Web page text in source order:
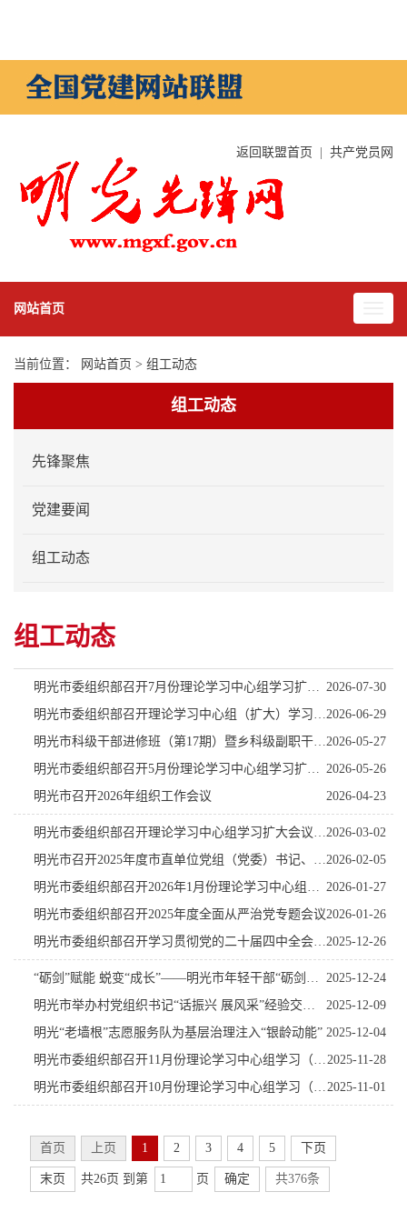
返回联盟首页 共产党员网
网站首页
当前位置： 网站首页 > 组工动态
组工动态
先锋聚焦
党建要闻
组工动态
组工动态
2026-07-30
明光市委组织部召开7月份理论学习中心组学习扩大会议
2026-06-29
明光市委组织部召开理论学习中心组（扩大）学习会专题学习贯彻习近平党建思想
2026-05-27
明光市科级干部进修班（第17期）暨乡科级副职干部任职培训班（第5期）开班
2026-05-26
明光市委组织部召开5月份理论学习中心组学习扩大会议
2026-04-23
明光市召开2026年组织工作会议
2026-03-02
明光市委组织部召开理论学习中心组学习扩大会议部署启动开展树立和践行正确政绩观学习教育
2026-02-05
明光市召开2025年度市直单位党组（党委）书记、党组织书记抓基层党建工作述职评议会
2026-01-27
明光市委组织部召开2026年1月份理论学习中心组学习扩大会议
2026-01-26
明光市委组织部召开2025年度全面从严治党专题会议
2025-12-26
明光市委组织部召开学习贯彻党的二十届四中全会精神专题宣讲会暨理论学习中心组学习（扩大）会议
2025-12-24
“砺剑”赋能 蜕变“成长”——明光市年轻干部“砺剑成长”训练营圆满结业
2025-12-09
明光市举办村党组织书记“话振兴 展风采”经验交流活动
2025-12-04
明光“老墙根”志愿服务队为基层治理注入“银龄动能”
2025-11-28
明光市委组织部召开11月份理论学习中心组学习（扩大）会议
2025-11-01
明光市委组织部召开10月份理论学习中心组学习（扩大）会议
首页 上页 1 2 3 4 5 下页
末页 共26页 到第 页 确定 共376条